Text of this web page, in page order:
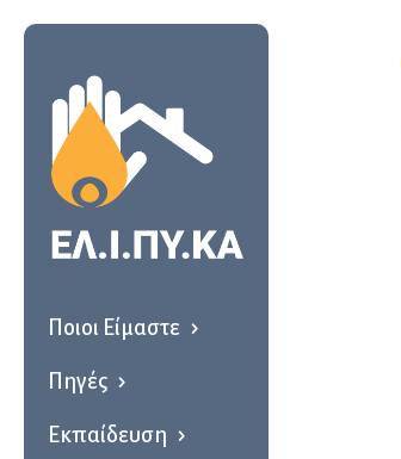
Ποιοι Είμαστε
Πηγές
Εκπαίδευση